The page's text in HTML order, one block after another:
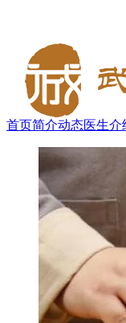
首页简介动态医生介